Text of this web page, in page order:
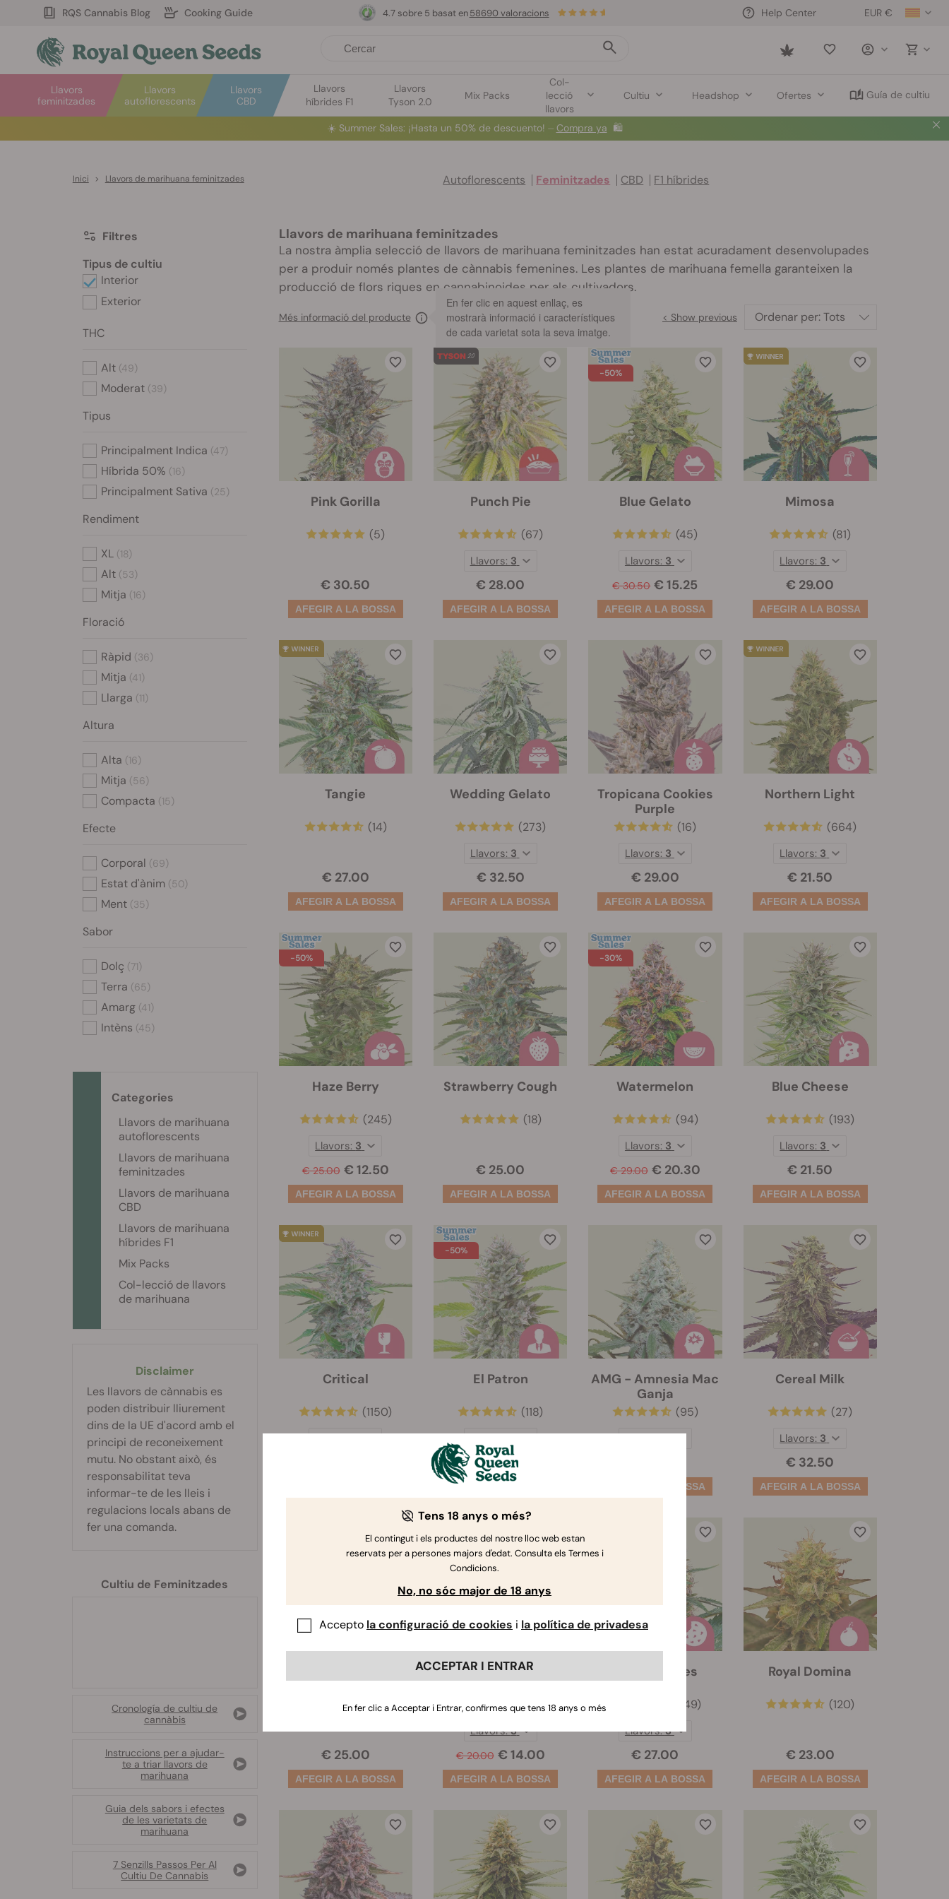
RQS Cannabis Blog Cooking Guide EUR €
Help Center
Saved
Llavors
autoflorescents
Llavors
feminitzades
Llavors
CBD
Llavors
híbrides F1
Llavors
Tyson 2.0
Mix Packs
Col-
lecció
llavors
Cultiu Headshop Ofertes Guía de cultiu
4.7 sobre 5 basat en 58690 valoracions
☀️ Summer Sales: ¡Hasta un 50% de descuento! ⏤ Compra ya 🛍️
Autoflorescents Feminitzades CBD F1 híbrides
Inici > Llavors de marihuana feminitzades
Llavors de marihuana feminitzades
La nostra àmplia selecció de llavors de marihuana feminitzades han estat acuradament desenvolupades
per a produir només plantes de cànnabis femenines. Les plantes de marihuana femella garanteixen la
producció de flors riques en cannabinoides per als cultivadors.
Més informació del producte
En fer clic en aquest enllaç, es
mostrarà informació i característiques
de cada varietat sota la seva imatge.
< Show previous Ordenar per:Tots
Pink Gorilla
(5)
€ 30.50
Punch Pie
(67)
€ 28.00
Llavors: 3
-50%
Blue Gelato
(45)
€ 30.50 € 15.25
Llavors: 3
Mimosa
(81)
€ 29.00
Llavors: 3
Tangie
(14)
€ 27.00
Wedding Gelato
(273)
€ 32.50
Llavors: 3
Tropicana Cookies
Purple
(16)
€ 29.00
Llavors: 3
Northern Light
(664)
€ 21.50
Llavors: 3
-50%
Haze Berry
(245)
€ 25.00 € 12.50
Llavors: 3
Strawberry Cough
(18)
€ 25.00
-30%
Watermelon
(94)
€ 29.00 € 20.30
Llavors: 3
Blue Cheese
(193)
€ 21.50
Llavors: 3
Critical
(1150)
-50%
El Patron
(118)
€ 32.50 € 16.25
AMG - Amnesia Mac
Ganja
(95)
Cereal Milk
(27)
€ 32.50
Llavors: 3
(14)
€ 25.00
-30%
Purple Queen
(789)
€ 20.00 € 14.00
Llavors:3
Royal Cookies
(249)
€ 27.00
Llavors:3
Royal Domina
(120)
€ 23.00
Filtres
Tipus de cultiu
Interior
Exterior
THC
Alt (49)
Moderat (39)
Tipus
Principalment Indica (47)
Híbrida 50% (16)
Principalment Sativa (25)
Rendiment
XL (18)
Alt (53)
Mitja (16)
Floració
Ràpid (36)
Mitja (41)
Llarga (11)
Altura
Alta (16)
Mitja (56)
Compacta (15)
Efecte
Corporal (69)
Estat d'ànim (50)
Ment (35)
Sabor
Dolç (71)
Terra (65)
Amarg (41)
Intèns (45)
Categories
Llavors de marihuana
autoflorescents
Llavors de marihuana
feminitzades
Llavors de marihuana
CBD
Llavors de marihuana
híbrides F1
Mix Packs
Col-lecció de llavors
de marihuana
Disclaimer
Les llavors de cànnabis es
poden distribuir lliurement
dins de la UE d'acord amb el
principi de reconeixement
mutu. No obstant això, és
responsabilitat teva
informar-te de les lleis i
regulacions locals abans de
fer una comanda.
Cultiu de Feminitzades
Cronología de cultiu de
cannàbis
Instruccions per a ajudar-
te a triar llavors de
marihuana
Guia dels sabors i efectes
de les varietats de
marihuana
7 Senzills Passos Per Al
Cultiu De Cannabis
Tens 18 anys o més?
El contingut i els productes del nostre lloc web estan
reservats per a persones majors d'edat. Consulta els Termes i
Condicions.
No, no sóc major de 18 anys
Accepto la configuració de cookies i la política de privadesa
ACCEPTAR I ENTRAR
En fer clic a Acceptar i Entrar, confirmes que tens 18 anys o més